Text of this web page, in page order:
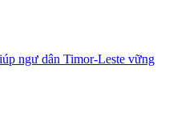
ngư dân Timor-Leste vững